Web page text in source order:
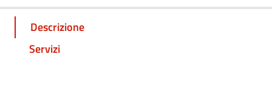
Descrizione
Servizi